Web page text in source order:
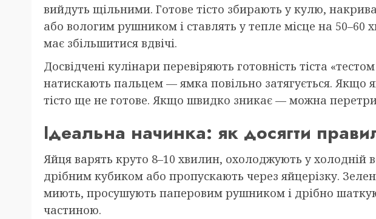
вийдуть щільними. Готове тісто збирають у кулю,
або вологим рушником і ставлять у тепле місце на 50–60
має збільшитися вдвічі.
Досвідчені кулінари перевіряють готовність тіста
натискають пальцем — ямка повільно затягується. Якщо
тісто ще не готове. Якщо швидко зникає — можна
Ідеальна начинка: як досягти
Яйця варять круто 8–10 хвилин, охолоджують у холодній
дрібним кубиком або пропускають через яйцерізку.
миють, просушують паперовим рушником і дрібно
частиною.